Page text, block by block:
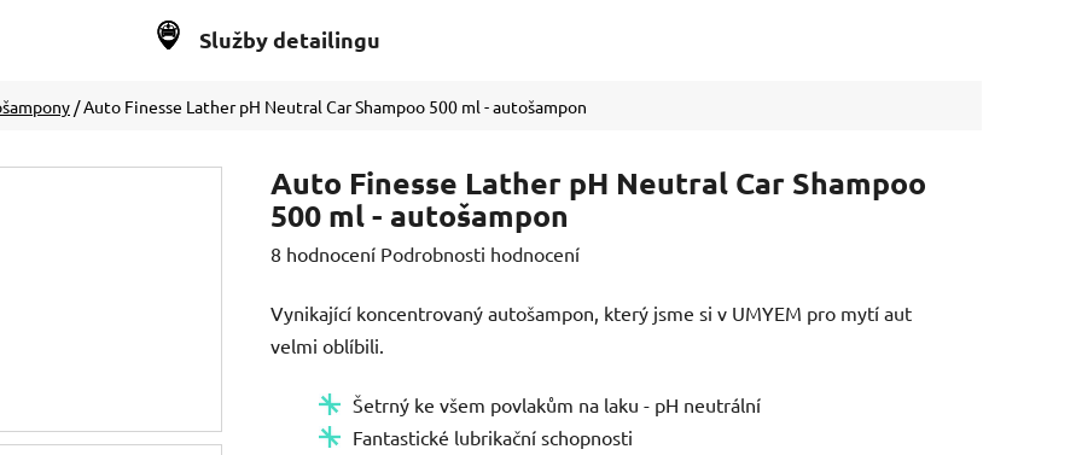
Služby detailingu
/Auto Finesse Lather pH Neutral Car Shampoo 500 ml - autošampon
Auto Finesse Lather pH Neutral Car Shampoo
500 ml - autošampon
Průměrné
produktu
je
8 hodnocení Podrobnosti hodnocení
Vynikající koncentrovaný autošampon, který jsme si v UMYEM pro mytí aut
velmi oblíbili.
Šetrný ke všem povlakům na laku - pH neutrální
Fantastické lubrikační schopnosti